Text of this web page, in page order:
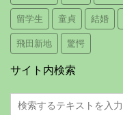
留学生 童貞 結婚
飛田新地 驚愕
サイト内検索